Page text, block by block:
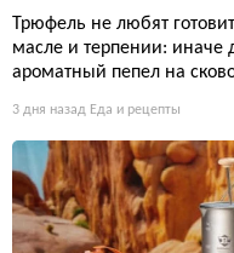
Трюфель не любят
масле и терпении: иначе
ароматный пепел на
3 дня назад Еда и рецепты